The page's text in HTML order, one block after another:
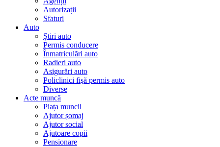
Autorizații
Sfaturi
Auto
Știri auto
Permis conducere
Înmatriculări auto
Radieri auto
Asigurări auto
Policlinici fişă permis auto
Diverse
Acte muncă
Piața muncii
Ajutor șomaj
Ajutor social
Ajutoare copii
Pensionare